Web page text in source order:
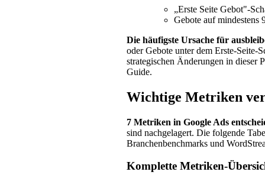
„Erste Seite Gebot"-
Gebote auf mindestens
Die häufigste Ursache für
oder Gebote unter dem Erste-
strategischen Änderungen in dieser
Guide.
Wichtige Metriken
7 Metriken in Google Ads
sind nachgelagert. Die folgende
Branchenbenchmarks und
Komplette Metriken-